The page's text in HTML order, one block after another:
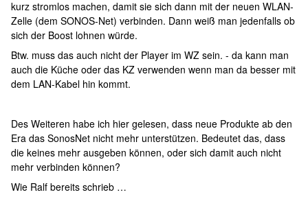
kurz stromlos machen, damit sie sich dann mit der neuen WLAN-
Zelle (dem SONOS-Net) verbinden. Dann weiß man jedenfalls ob
sich der Boost lohnen würde.
Btw. muss das auch nicht der Player im WZ sein. - da kann man
auch die Küche oder das KZ verwenden wenn man da besser mit
dem LAN-Kabel hin kommt.
Des Weiteren habe ich hier gelesen, dass neue Produkte ab den
Era das SonosNet nicht mehr unterstützen. Bedeutet das, dass
die keines mehr ausgeben können, oder sich damit auch nicht
mehr verbinden können?
Wie Ralf bereits schrieb …